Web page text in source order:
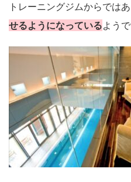
トレーニングジムからではあ
せるようになっているようで